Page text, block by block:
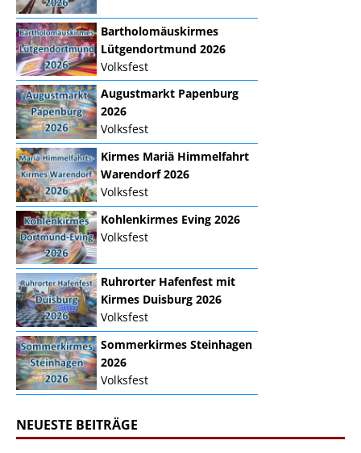
Bartholomäuskirmes
Lütgendortmund 2026
Volksfest
Augustmarkt Papenburg
2026
Volksfest
Kirmes Mariä Himmelfahrt
Warendorf 2026
Volksfest
Kohlenkirmes Eving 2026
Volksfest
Ruhrorter Hafenfest mit
Kirmes Duisburg 2026
Volksfest
Sommerkirmes Steinhagen
2026
Volksfest
NEUESTE BEITRÄGE